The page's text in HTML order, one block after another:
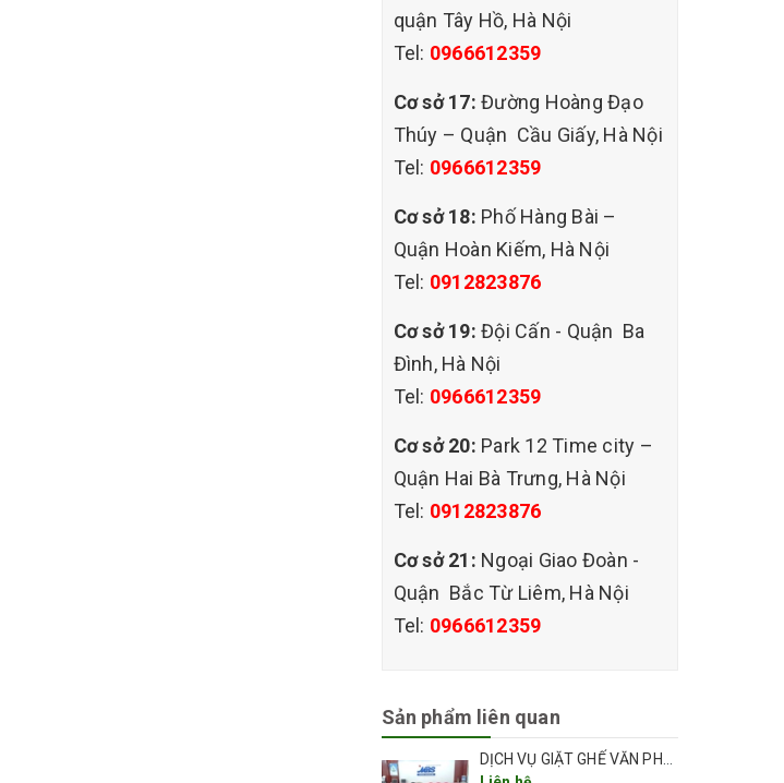
quận Tây Hồ, Hà Nội
Tel: 0966612359
Cơ sở 17: Đường Hoàng Đạo
Thúy – Quận Cầu Giấy, Hà Nội
Tel: 0966612359
Cơ sở 18: Phố Hàng Bài –
Quận Hoàn Kiếm, Hà Nội
Tel: 0912823876
Cơ sở 19: Đội Cấn - Quận Ba
Đình, Hà Nội
Tel: 0966612359
Cơ sở 20: Park 12 Time city –
Quận Hai Bà Trưng, Hà Nội
Tel: 0912823876
Cơ sở 21: Ngoại Giao Đoàn -
Quận Bắc Từ Liêm, Hà Nội
Tel: 0966612359
Sản phẩm liên quan